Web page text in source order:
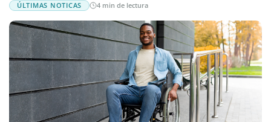
ÚLTIMAS NOTICAS 4 min de lectura